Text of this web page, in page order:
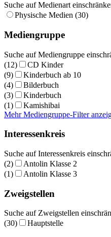
Suche auf Medienart
Physische Medien (30)
Mediengruppe
Suche auf Mediengruppe
(12)
CD Kinder
(9)
Kinderbuch ab 10
(4)
Bilderbuch
(3)
Kinderbuch
(1)
Kamishibai
Mehr Mediengruppe-Filter
Interessenkreis
Suche auf Interessenkreis
(2)
Antolin Klasse 2
(1)
Antolin Klasse 3
Zweigstellen
Suche auf Zweigstellen
(30)
Hauptstelle